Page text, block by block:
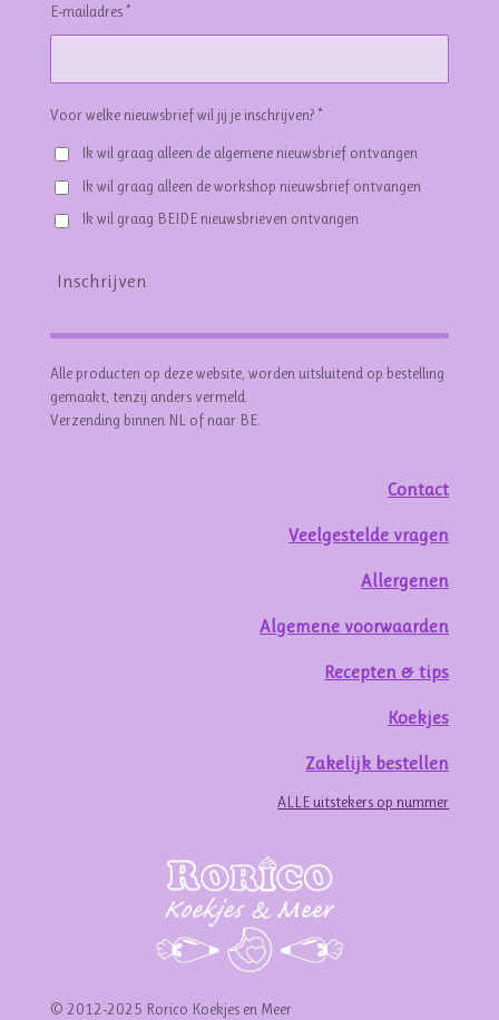
E-mailadres *
Voor welke nieuwsbrief wil jij je inschrijven? *
Ik wil graag alleen de algemene nieuwsbrief ontvangen
Ik wil graag alleen de workshop nieuwsbrief ontvangen
Ik wil graag BEIDE nieuwsbrieven ontvangen
Inschrijven
Alle producten op deze website, worden uitsluitend op bestelling
gemaakt, tenzij anders vermeld.
Verzending binnen NL of naar BE.
Contact
Veelgestelde vragen
Allergenen
Algemene voorwaarden
Recepten & tips
Koekjes
Zakelijk bestellen
ALLE uitstekers op nummer
© 2012-2025 Rorico Koekjes en Meer